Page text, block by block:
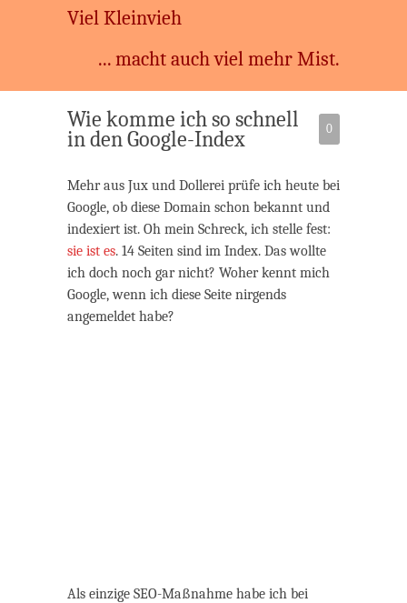
Viel Kleinvieh
... macht auch viel mehr Mist.
0
Wie komme ich so schnell
in den Google-Index
Mehr aus Jux und Dollerei prüfe ich heute bei
Google, ob diese Domain schon bekannt und
indexiert ist. Oh mein Schreck, ich stelle fest:
sie ist es. 14 Seiten sind im Index. Das wollte
ich doch noch gar nicht? Woher kennt mich
Google, wenn ich diese Seite nirgends
angemeldet habe?
Als einzige SEO-Maßnahme habe ich bei